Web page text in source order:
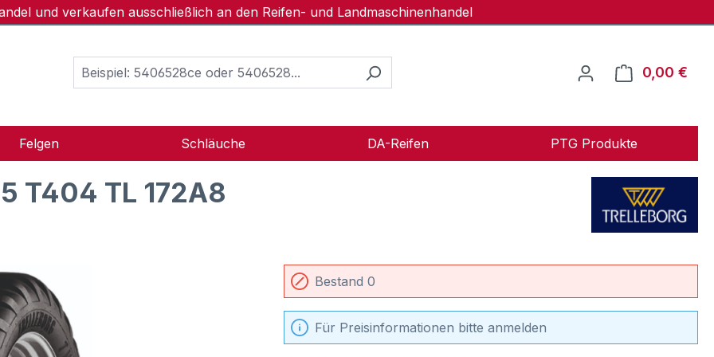
und verkaufen ausschließlich an den Reifen- und Landmaschinenhandel
0,00 €
Felgen Schläuche DA-Reifen PTG Produkte
T404 TL 172A8
Bestand 0
Für Preisinformationen bitte anmelden